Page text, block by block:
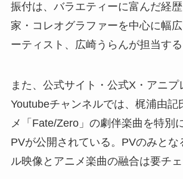
振付は、バラエティーに富んだ経
家・コレオグラファーを中心に幅
ーティスト、広崎うらんが担当する
また、公式サイト・公式X・アニプ
Youtubeチャンネルでは、梶浦由記
メ「Fate/Zero」の劇伴楽曲を特別
PVが公開されている。PVのみとな
ル映像とアニメ楽曲の融合は要チェ